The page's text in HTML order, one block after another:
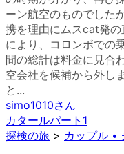
ーン航空のものでした
携を理由にムスcat発
により、コロンボでの
間の総計は料金に見合
空会社を候補から外し
と...
simo1010さん
カタールパート1
探検の旅 > カップル •